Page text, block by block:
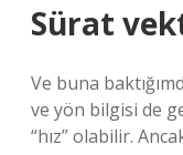
Sürat
Ve buna
ve yön bilgisi de
“hız” olabilir.